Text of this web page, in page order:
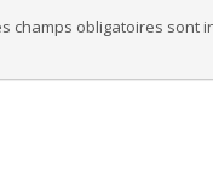
champs obligatoires sont